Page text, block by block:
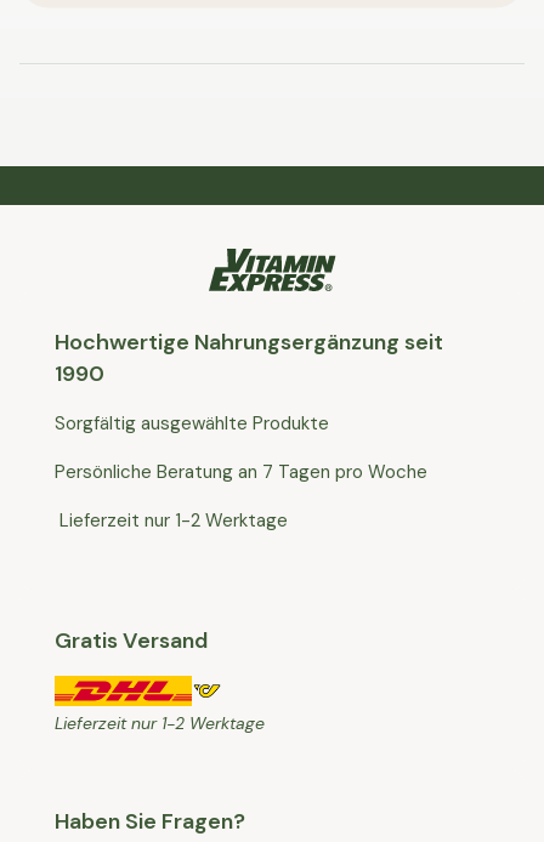
Hochwertige Nahrungsergänzung seit
1990
Sorgfältig ausgewählte Produkte
Persönliche Beratung an 7 Tagen pro Woche
Lieferzeit nur 1-2 Werktage
Gratis Versand
Lieferzeit nur 1-2 Werktage
Haben Sie Fragen?